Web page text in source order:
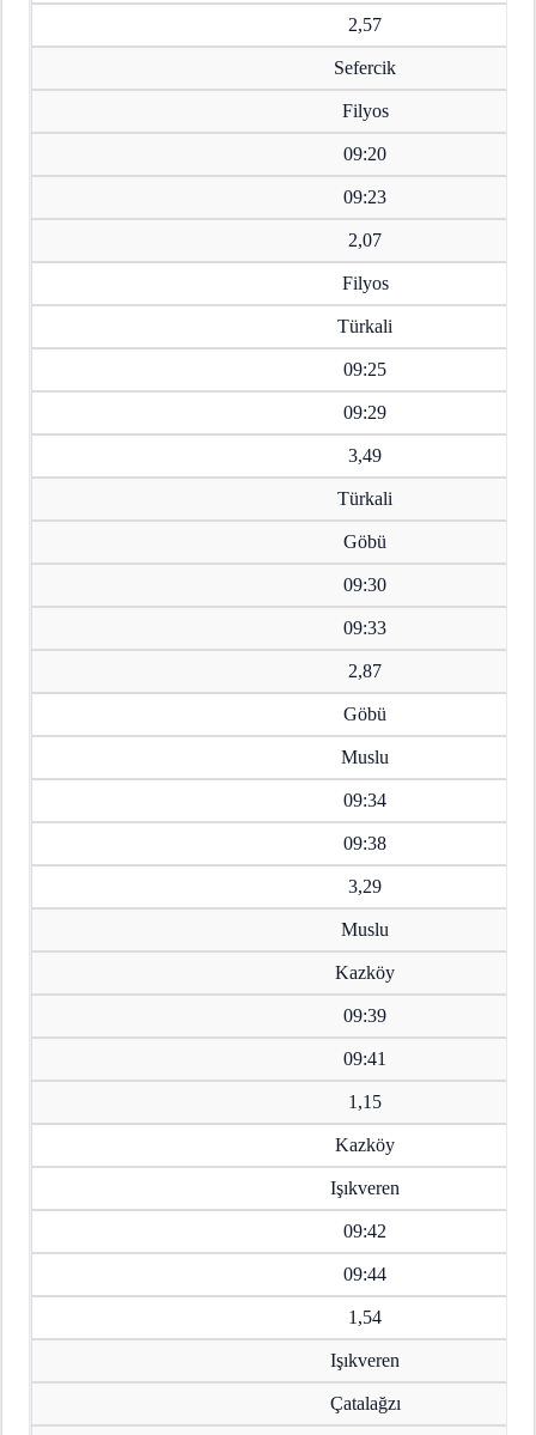
2,57
Sefercik
Filyos
09:20
09:23
2,07
Filyos
Türkali
09:25
09:29
3,49
Türkali
Göbü
09:30
09:33
2,87
Göbü
Muslu
09:34
09:38
3,29
Muslu
Kazköy
09:39
09:41
1,15
Kazköy
Işıkveren
09:42
09:44
1,54
Işıkveren
Çatalağzı